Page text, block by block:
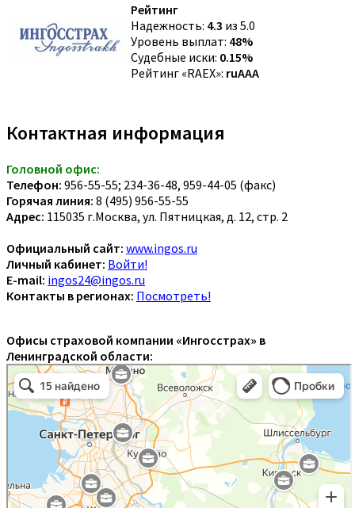
Рейтинг
Надежность: 4.3 из 5.0
Уровень выплат: 48%
Судебные иски: 0.15%
Рейтинг «RAEX»: ruAAA
Контактная информация
Головной офис:
Телефон: 956-55-55; 234-36-48, 959-44-05 (факс)
Горячая линия: 8 (495) 956-55-55
Адрес: 115035 г.Москва, ул. Пятницкая, д. 12, стр. 2
Официальный сайт: www.ingos.ru
Личный кабинет: Войти!
E-mail: ingos24@ingos.ru
Контакты в регионах: Посмотреть!
Офисы страховой компании «Ингосстрах» в
Ленинградской области: